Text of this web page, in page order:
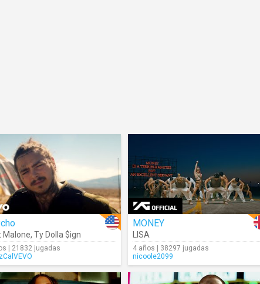
Malone, Ty Dolla $ign
| 21832 jugadas
MONEY
LISA
4 años | 38297 jugadas
nicoole2099